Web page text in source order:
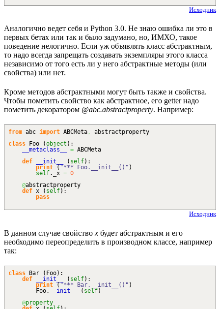
Исходник
Аналогично ведет себя и Python 3.0. Не знаю ошибка ли это в
первых бетах или так и было задумано, но, ИМХО, такое
поведение нелогично. Если уж объявлять класс абстрактным,
то надо всегда запрещать создавать экземпляры этого класса
независимо от того есть ли у него абстрактные методы (или
свойства) или нет.
Кроме методов абстрактными могут быть также и свойства.
Чтобы пометить свойство как абстрактное, его getter надо
пометить декоратором @abc.abstractproperty. Например:
from abc import ABCMeta,
abstractproperty
class Foo (object ) :
__metaclass__
= ABCMeta
def
__init__ ( self) :
print
( "*** Foo.__init__()" )
self._x = 0
@abstractproperty
def x ( self) :
pass
Исходник
В данном случае свойство x будет абстрактным и его
необходимо переопределить в производном классе, например
так:
class Bar ( Foo) :
def
__init__ ( self) :
print
( "*** Bar.__init__()" )
Foo.
__init__ ( self)
@property